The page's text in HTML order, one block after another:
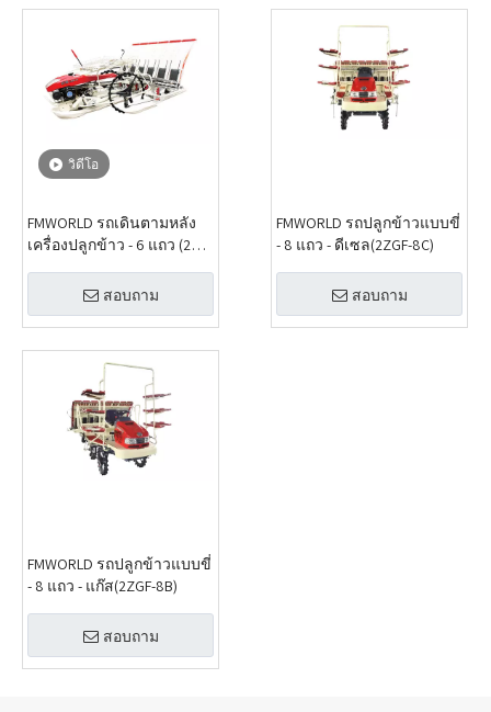
วิดีโอ
FMWORLD รถเดินตามหลัง
เครื่องปลูกข้าว - 6 แถว (2ZS-
สอบถาม
FMWORLD รถปลูกข้าวแบบขี่
- 8 แถว - ดีเซล(2ZGF-8C)
สอบถาม
FMWORLD รถปลูกข้าวแบบขี่
- 8 แถว - แก๊ส(2ZGF-8B)
สอบถาม